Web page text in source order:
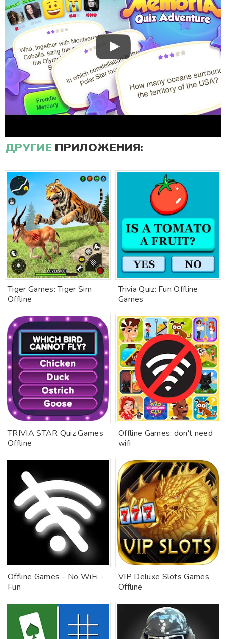
ДРУГИЕ ПРИЛОЖЕНИЯ:
Tiger Games: Tiger Sim
Offline
Trivia Quiz: Fun Offline
Games
TRIVIA STAR Quiz Games
Offline
Offline Games: don't need
wifi
Offline Games - No WiFi -
Fun
VIP Deluxe Slots Games
Offline